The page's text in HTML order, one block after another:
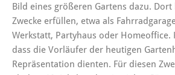
Bild eines größeren Gartens dazu.
Zwecke erfüllen, etwa als
Werkstatt, Partyhaus oder Homeoffice.
dass die Vorläufer der heutigen
Repräsentation dienten. Für diesen